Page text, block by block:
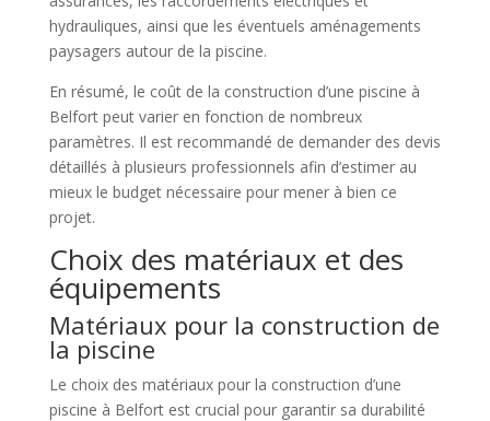
hydrauliques, ainsi que les éventuels aménagements
paysagers autour de la piscine.
En résumé, le coût de la construction d’une piscine à
Belfort peut varier en fonction de nombreux
paramètres. Il est recommandé de demander des devis
détaillés à plusieurs professionnels afin d’estimer au
mieux le budget nécessaire pour mener à bien ce
projet.
Choix des matériaux et des
équipements
Matériaux pour la construction de
la piscine
Le choix des matériaux pour la construction d’une
piscine à Belfort est crucial pour garantir sa durabilité